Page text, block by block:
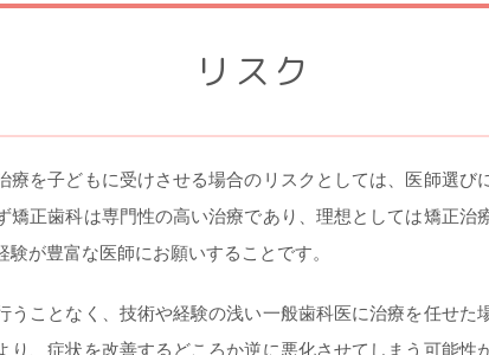
リスク
療を子どもに受けさせる場合のリスクとしては、医師選び
矯正歯科は専門性の高い治療であり、理想としては矯正治
が豊富な医師にお願いすることです。
うことなく、技術や経験の浅い一般歯科医に治療を任せた
り、症状を改善するどころか逆に悪化させてしまう可能性